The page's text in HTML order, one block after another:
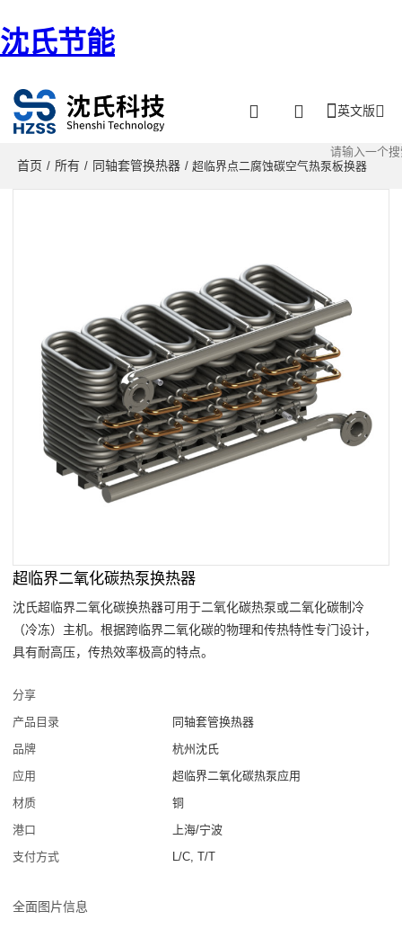
沈氏节能
英文版
首页 / 所有 / 同轴套管换热器 / 超临界点二腐蚀碳空气热泵板换器
超临界二氧化碳热泵换热器
沈氏超临界二氧化碳换热器可用于二氧化碳热泵或二氧化碳制冷
（冷冻）主机。根据跨临界二氧化碳的物理和传热特性专门设计，
具有耐高压，传热效率极高的特点。
分享
产品目录
同轴套管换热器
品牌
杭州沈氏
应用
超临界二氧化碳热泵应用
材质
铜
港口
上海/宁波
支付方式
L/C, T/T
全面图片信息